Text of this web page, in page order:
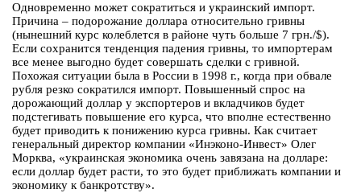
Одновременно может сократиться и украинский импорт.
Причина – подорожание доллара относительно гривны
(нынешний курс колеблется в районе чуть больше 7 грн./$).
Если сохранится тенденция падения гривны, то импортерам
все менее выгодно будет совершать сделки с гривной.
Похожая ситуации была в России в 1998 г., когда при обвале
рубля резко сократился импорт. Повышенный спрос на
дорожающий доллар у экспортеров и вкладчиков будет
подстегивать повышение его курса, что вполне естественно
будет приводить к понижению курса гривны. Как считает
генеральный директор компании «Инэконо-Инвест» Олег
Морква, «украинская экономика очень завязана на долларе:
если доллар будет расти, то это будет приближать компании и
экономику к банкротству».